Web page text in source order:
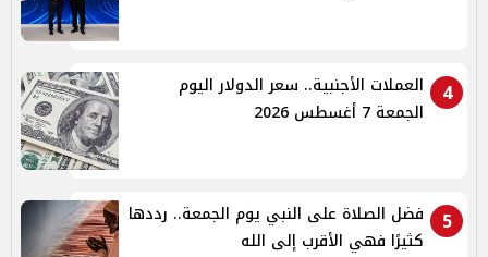
4
العملات الأجنبية.. سعر الدولار اليوم
الجمعة 7 أغسطس 2026
5
فضل الصلاة على النبي يوم الجمعة.. رددها
كثيرًا فهي الأقرب إلى الله